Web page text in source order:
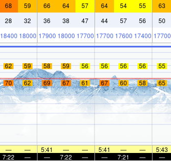
68 59 66 64 57 64 54 55 63
28 32 36 38 47 44 57 56 50
18400 18000 17900 18000 17700 17700 17600 17400 17700
62 59 58 59 56 56 56 56 55
70 62 69 67 61 67 60 58 65
— — 5:41 — — 5:41 — — 5:43
7:22 — — 7:22 — — 7:21 — —